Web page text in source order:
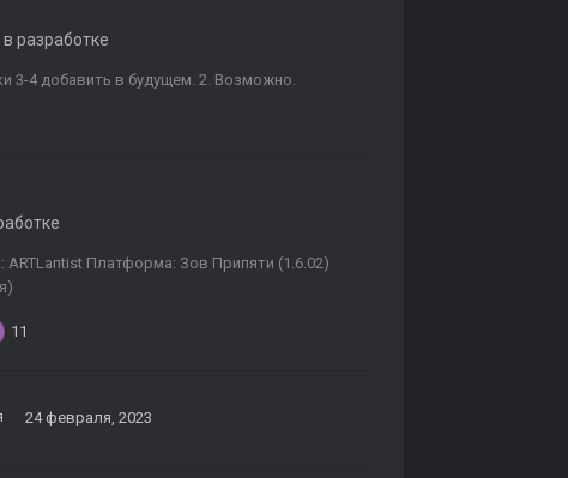
разработке
3-4 добавить в будущем. 2. Возможно.
ARTLantist Платформа: Зов Припяти (1.6.02)
11
24 февраля, 2023